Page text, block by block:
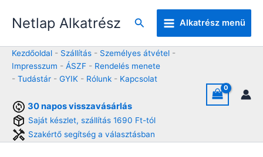
Netlap Alkatrész Keresés Alkatrész menü
Kezdőoldal - Szállítás - Személyes átvétel -
Impresszum - ÁSZF - Rendelés menete
- Tudástár - GYIK - Rólunk - Kapcsolat
30 napos visszavásárlás
Saját készlet, szállítás 1690 Ft-tól
Szakértő segítség a választásban